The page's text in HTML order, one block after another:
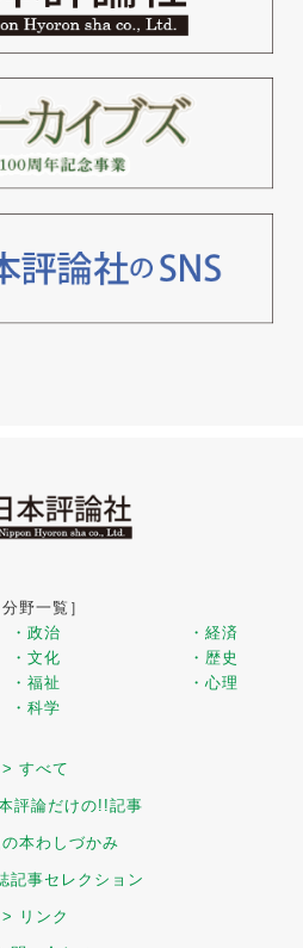
分野一覧］
・政治
・経済
・文化
・歴史
・福祉
・心理
・科学
> すべて
評論だけの!!記事
本わしづかみ
記事セレクション
> リンク